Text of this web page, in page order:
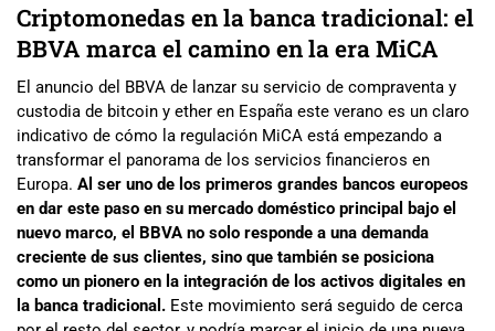
Criptomonedas en la banca tradicional: el
BBVA marca el camino en la era MiCA
El anuncio del BBVA de lanzar su servicio de compraventa y
custodia de bitcoin y ether en España este verano es un claro
indicativo de cómo la regulación MiCA está empezando a
transformar el panorama de los servicios financieros en
Europa. Al ser uno de los primeros grandes bancos europeos
en dar este paso en su mercado doméstico principal bajo el
nuevo marco, el BBVA no solo responde a una demanda
creciente de sus clientes, sino que también se posiciona
como un pionero en la integración de los activos digitales en
la banca tradicional. Este movimiento será seguido de cerca